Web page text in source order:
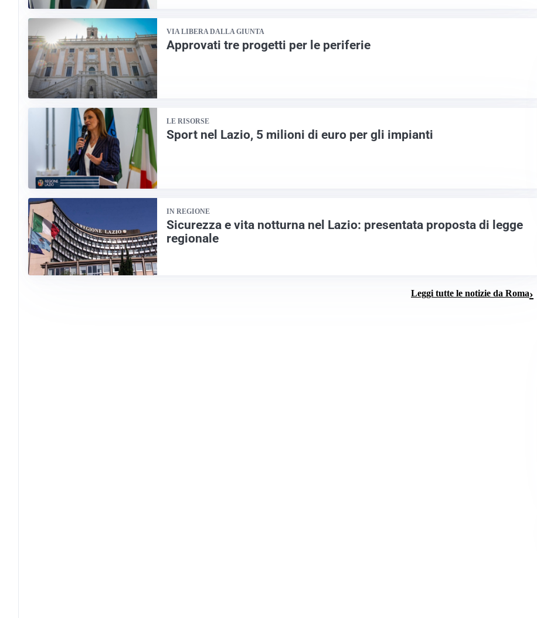
VIA LIBERA DALLA GIUNTA
Approvati tre progetti per le periferie
LE RISORSE
Sport nel Lazio, 5 milioni di euro per gli impianti
IN REGIONE
Sicurezza e vita notturna nel Lazio: presentata proposta di legge
regionale
Leggi tutte le notizie da Roma